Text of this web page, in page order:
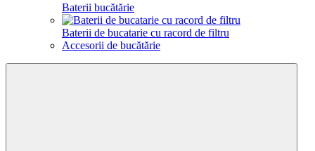
Baterii bucătărie
Baterii de bucatarie cu racord de filtru
Accesorii de bucătărie